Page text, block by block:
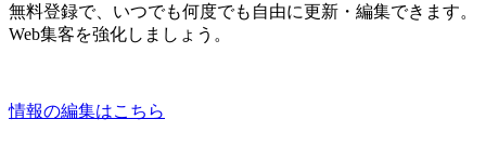
無料登録で、いつでも何度でも自由に更新・編集できます。
Web集客を強化しましょう。
情報の編集はこちら